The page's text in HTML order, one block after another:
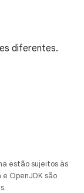
diferentes.
estão sujeitos às
e OpenJDK são